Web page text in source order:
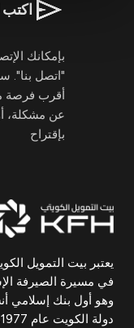
اكتب
بإمكانك
"اتصل بنا".
أقرب فرصة
عن مشكلة،
بإقتراح
يعتبر بيت التمويل
في مسيرة الصيرفة
وهو أول بنك إسلامي